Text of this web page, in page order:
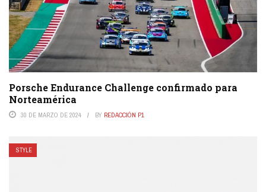
Porsche Endurance Challenge confirmado para
Norteamérica
30 DE MARZO DE 2024 BY REDACCIÓN P1
STYLE